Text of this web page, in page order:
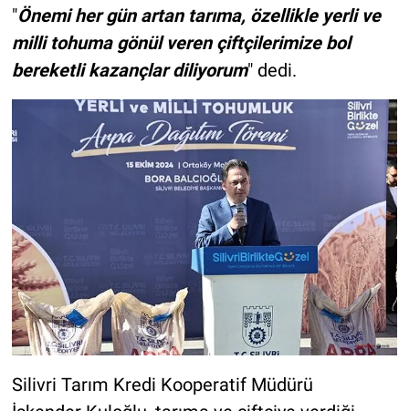
"Önemi her gün artan tarıma, özellikle yerli ve
milli tohuma gönül veren çiftçilerimize bol
bereketli kazançlar diliyorum" dedi.
Silivri Tarım Kredi Kooperatif Müdürü